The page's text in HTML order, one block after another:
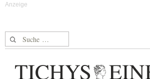
Suche nach: